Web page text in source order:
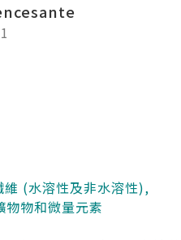
(水溶性及非水溶性),
物和微量元素